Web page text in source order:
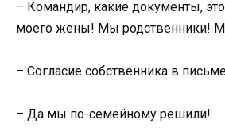
– Командир, какие документы, это
моего жены! Мы родственники!
– Согласие собственника в
– Да мы по-семейному решили!